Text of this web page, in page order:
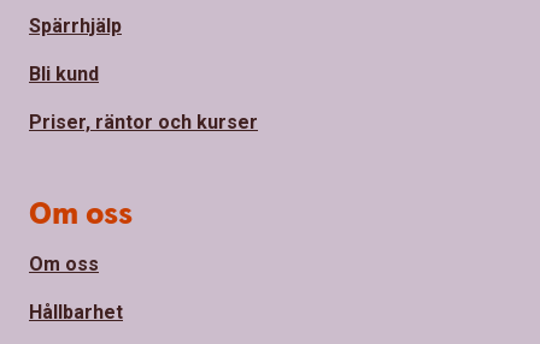
Spärrhjälp
Bli kund
Priser, räntor och kurser
Om oss
Om oss
Hållbarhet